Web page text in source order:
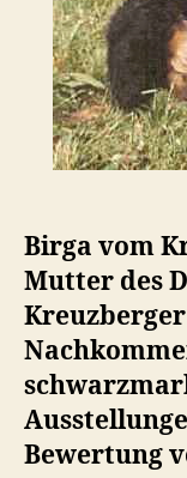
Birga vom
Mutter des
Bewertung